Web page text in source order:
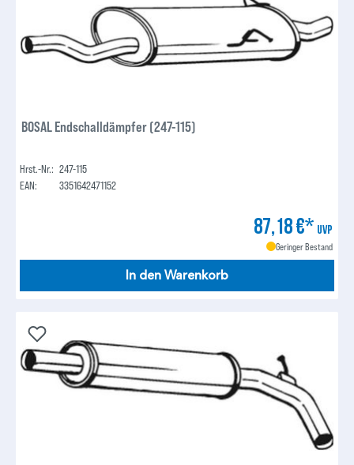
BOSAL Endschalldämpfer (247-115)
Hrst.-Nr.: 247-115
EAN:
3351642471152
87,18 €* UVP
Geringer Bestand
In den Warenkorb